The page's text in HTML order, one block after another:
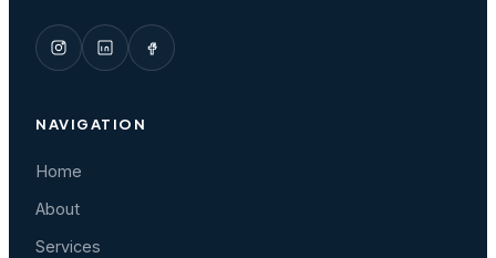
NAVIGATION
Home
About
Services